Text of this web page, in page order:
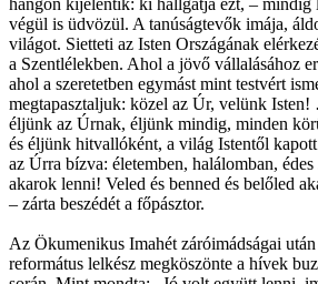
végül is üdvözül. A tanúságtevők imája,
világot. Sietteti az Isten Országának
a Szentlélekben. Ahol a jövő vállalásához
ahol a szeretetben egymást mint testvért
megtapasztaljuk: közel az Úr, velünk
éljünk az Úrnak, éljünk mindig, minden
és éljünk hitvallóként, a világ Istentől
az Úrra bízva: életemben, halálomban,
akarok lenni! Veled és benned és belőled
– zárta beszédét a főpásztor.
Az Ökumenikus Imahét záróimádságai
református lelkész megköszönte a hívek